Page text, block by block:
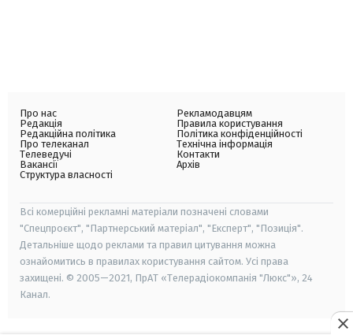
Про нас
Редакція
Редакційна політика
Про телеканал
Телеведучі
Вакансії
Структура власності
Рекламодавцям
Правила користування
Політика конфіденційності
Технічна інформація
Контакти
Архів
Всі комерційні рекламні матеріали позначені словами
"Спецпроєкт", "Партнерський матеріал", "Експерт", "Позиція".
Детальніше щодо реклами та правил цитування можна
ознайомитись в правилах користування сайтом. Усі права
захищені. © 2005—2021, ПрАТ «Телерадіокомпанія "Люкс"», 24
Канал.